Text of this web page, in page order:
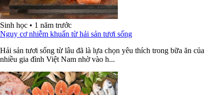
Sinh học • 1 năm trước
Nguy cơ nhiễm khuẩn từ hải sản tươi sống
Hải sản tươi sống từ lâu đã là lựa chọn yêu thích trong bữa ăn của
nhiều gia đình Việt Nam nhờ vào h...